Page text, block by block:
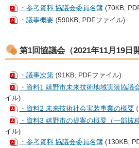
・参考資料 協議会委員名簿 (70KB;
・議事概要 (590KB; PDFファイル)
第1回協議会（2021年11月19日
・議事次第 (91KB; PDFファイル)
・資料1 嬉野市未来技術地域実装協議
イル)
・資料2 未来技術社会実装事業の概要
・資料3 嬉野市の提案の概要（一部抜粋
イル)
・参考資料 協議会委員名簿 (130KB;